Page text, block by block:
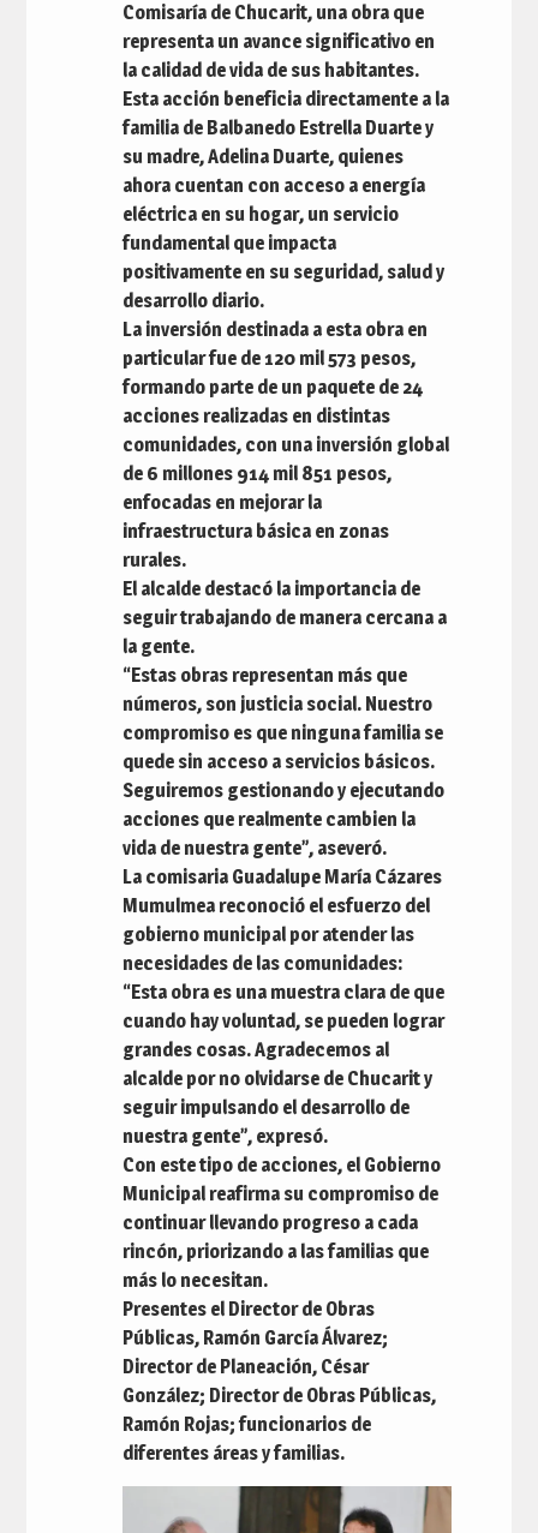
Comisaría de Chucarit, una obra que
representa un avance significativo en
la calidad de vida de sus habitantes.
Esta acción beneficia directamente a la
familia de Balbanedo Estrella Duarte y
su madre, Adelina Duarte, quienes
ahora cuentan con acceso a energía
eléctrica en su hogar, un servicio
fundamental que impacta
positivamente en su seguridad, salud y
desarrollo diario.
La inversión destinada a esta obra en
particular fue de 120 mil 573 pesos,
formando parte de un paquete de 24
acciones realizadas en distintas
comunidades, con una inversión global
de 6 millones 914 mil 851 pesos,
enfocadas en mejorar la
infraestructura básica en zonas
rurales.
El alcalde destacó la importancia de
seguir trabajando de manera cercana a
la gente.
“Estas obras representan más que
números, son justicia social. Nuestro
compromiso es que ninguna familia se
quede sin acceso a servicios básicos.
Seguiremos gestionando y ejecutando
acciones que realmente cambien la
vida de nuestra gente”, aseveró.
La comisaria Guadalupe María Cázares
Mumulmea reconoció el esfuerzo del
gobierno municipal por atender las
necesidades de las comunidades:
“Esta obra es una muestra clara de que
cuando hay voluntad, se pueden lograr
grandes cosas. Agradecemos al
alcalde por no olvidarse de Chucarit y
seguir impulsando el desarrollo de
nuestra gente”, expresó.
Con este tipo de acciones, el Gobierno
Municipal reafirma su compromiso de
continuar llevando progreso a cada
rincón, priorizando a las familias que
más lo necesitan.
Presentes el Director de Obras
Públicas, Ramón García Álvarez;
Director de Planeación, César
González; Director de Obras Públicas,
Ramón Rojas; funcionarios de
diferentes áreas y familias.